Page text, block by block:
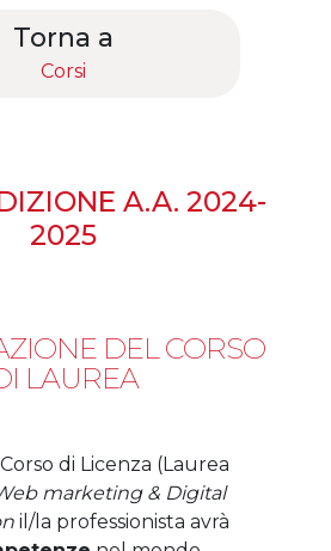
Torna a
Corsi
A.A. 2024-
2025
DEL CORSO
LAUREA
di Licenza (Laurea
marketing & Digital
il/la professionista avrà